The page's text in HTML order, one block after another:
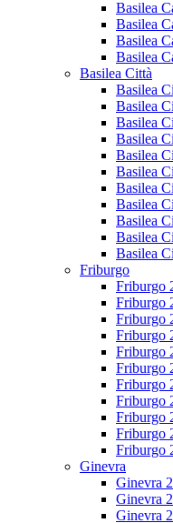
Basilea
Basilea
Basilea
Basilea
Basilea Città
Basilea
Basilea
Basilea
Basilea
Basilea
Basilea
Basilea
Basilea
Basilea
Basilea
Basilea
Friburgo
Friburgo
Friburgo
Friburgo
Friburgo
Friburgo
Friburgo
Friburgo
Friburgo
Friburgo
Friburgo
Friburgo
Ginevra
Ginevra
Ginevra
Ginevra